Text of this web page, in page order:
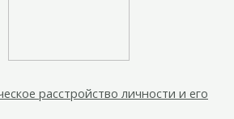
расстройство личности и его